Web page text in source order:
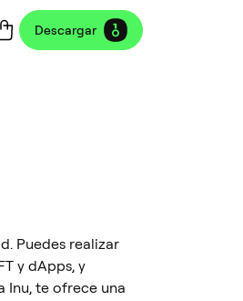
Descargar
Puedes realizar
y dApps, y
Inu, te ofrece una